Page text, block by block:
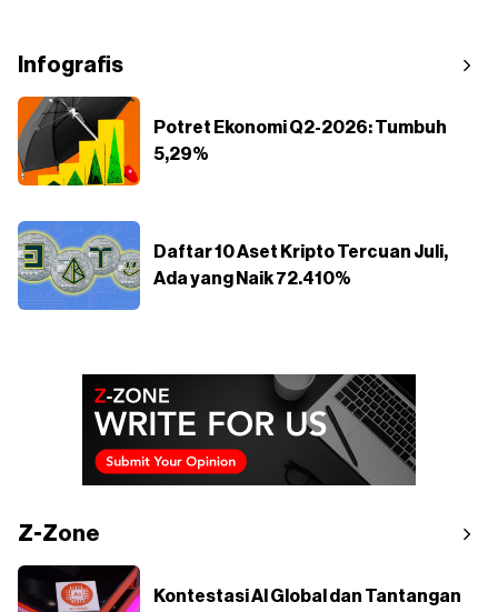
Infografis
Potret Ekonomi Q2-2026: Tumbuh
5,29%
Daftar 10 Aset Kripto Tercuan Juli,
Ada yang Naik 72.410%
Z-Zone
Kontestasi AI Global dan Tantangan